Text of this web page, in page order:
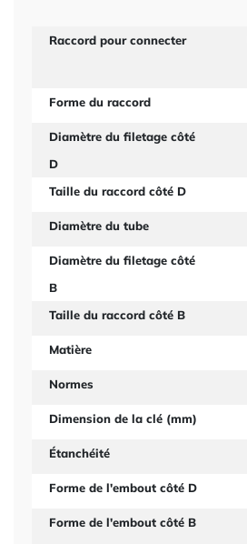
Raccord pour connecter
Forme du raccord
Diamètre du filetage côté
D
Taille du raccord côté D
Diamètre du tube
Diamètre du filetage côté
B
Taille du raccord côté B
Matière
Normes
Dimension de la clé (mm)
Étanchéité
Forme de l'embout côté D
Forme de l'embout côté B